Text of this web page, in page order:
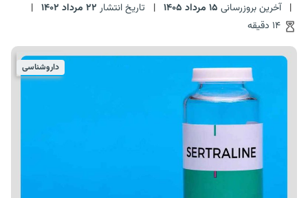
| آخرین بروزرسانی 15 مرداد 1405 | تاریخ انتشار 22 مرداد 1402
|
داروشناسی